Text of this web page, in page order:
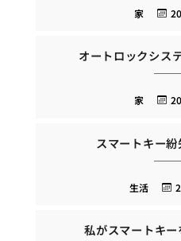
家
オートロックシス
家
スマートキー
生活
私がスマートキ